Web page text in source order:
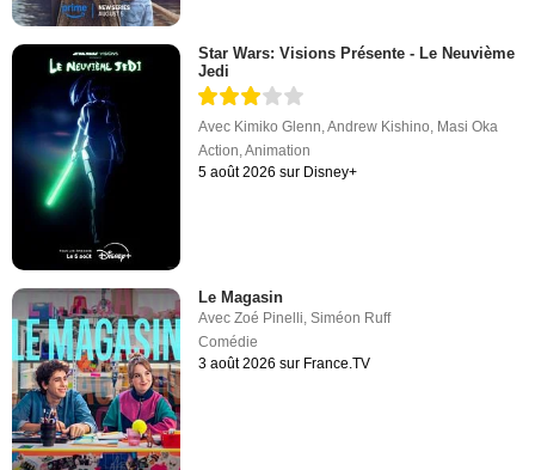
Star Wars: Visions Présente - Le Neuvième
Jedi
Avec Kimiko Glenn,Andrew Kishino, Masi Oka
Action,Animation
5 août 2026 sur Disney+
Le Magasin
AvecZoé Pinelli ,Siméon Ruff
Comédie
3 août 2026 sur France.TV